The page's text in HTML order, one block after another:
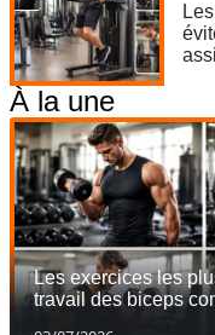
À la une
Les exercices les
travail des biceps